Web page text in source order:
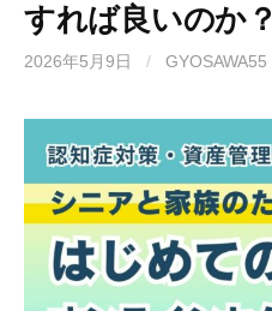
すれば良いのか？
2026年5月9日 / GYOSAWA55